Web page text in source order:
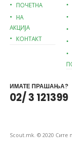
ПОЧЕТНА
НА
АКЦИЈА
КОНТАКТ
ИМАТЕ ПРАШАЊА?
02/ 3 121399
Scout.mk. © 2020 Сите